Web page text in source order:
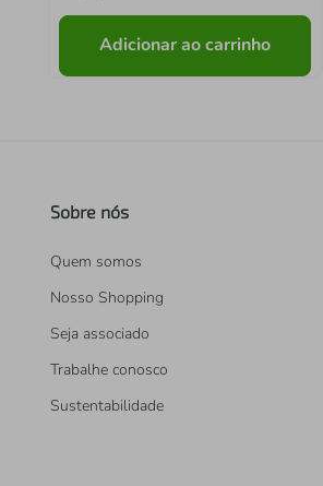
Adicionar ao carrinho
Sobre nós
Quem somos
Nosso Shopping
Seja associado
Trabalhe conosco
Sustentabilidade